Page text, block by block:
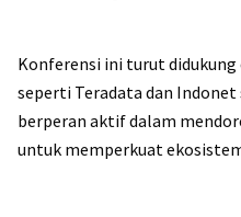
Konferensi ini turut
seperti Teradata dan Indonet
berperan aktif dalam
untuk memperkuat